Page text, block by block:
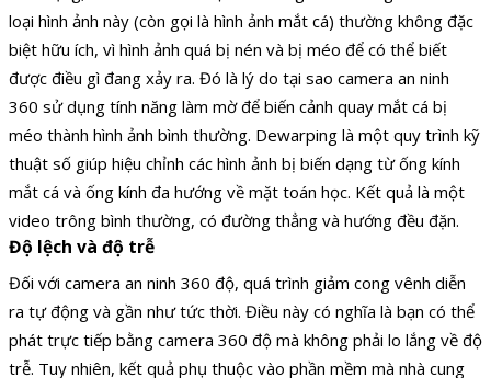
loại hình ảnh này (còn gọi là hình ảnh mắt cá) thường không đặc
biệt hữu ích, vì hình ảnh quá bị nén và bị méo để có thể biết
được điều gì đang xảy ra. Đó là lý do tại sao camera an ninh
360 sử dụng tính năng làm mờ để biến cảnh quay mắt cá bị
méo thành hình ảnh bình thường. Dewarping là một quy trình kỹ
thuật số giúp hiệu chỉnh các hình ảnh bị biến dạng từ ống kính
mắt cá và ống kính đa hướng về mặt toán học. Kết quả là một
video trông bình thường, có đường thẳng và hướng đều đặn.
Độ lệch và độ trễ
Đối với camera an ninh 360 độ, quá trình giảm cong vênh diễn
ra tự động và gần như tức thời. Điều này có nghĩa là bạn có thể
phát trực tiếp bằng camera 360 độ mà không phải lo lắng về độ
trễ. Tuy nhiên, kết quả phụ thuộc vào phần mềm mà nhà cung